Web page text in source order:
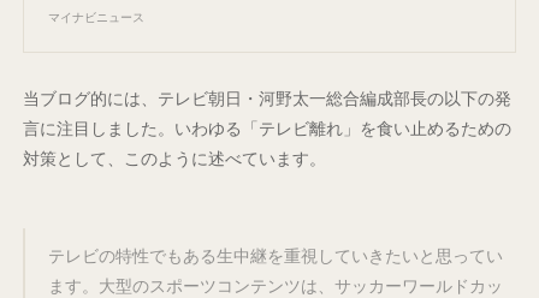
マイナビニュース
当ブログ的には、テレビ朝日・河野太一総合編成部長の以下の発
言に注目しました。いわゆる「テレビ離れ」を食い止めるための
対策として、このように述べています。
テレビの特性でもある生中継を重視していきたいと思ってい
ます。大型のスポーツコンテンツは、サッカーワールドカッ